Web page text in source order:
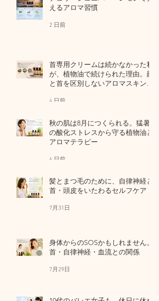
えるアロマ習慣
2 日前
首専用クリームは続かなかった私
が、植物油で続けられた理由。顔
と首を区別しないアロマスキンケ
4 日前
秋の肌は8月につくられる。猛暑
の酸化ストレスから守る植物油と
アロマテラピー
6 日前
髪とまつ毛のために、自律神経と
首・頭皮をいたわるセルフケア
7月31日
身体からのSOSかもしれません。
首・自律神経・血流との関係
7月29日